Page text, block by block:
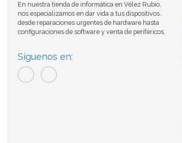
En nuestra tienda de informática en Vélez Rubio,
nos especializamos en dar vida a tus dispositivos.
desde reparaciones urgentes de hardware hasta
configuraciones de software y venta de periféricos.
Síguenos en: